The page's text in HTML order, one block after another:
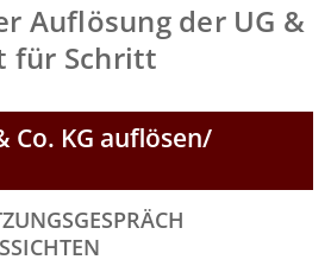
Auflösung der UG &
für Schritt
Co. KG auflösen/